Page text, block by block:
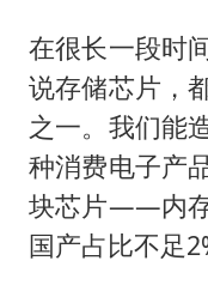
在很长一段时
说存储芯片，
之一。我们能
种消费电子产
块芯片——内存
国产占比不足